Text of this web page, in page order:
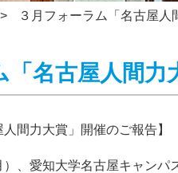
３月フォーラム「名古屋人
「名古屋人間力
間力大賞」開催のご報告】
）、愛知大学名古屋キャン